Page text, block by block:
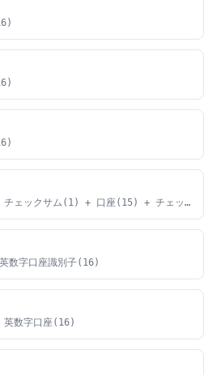
ェックサム(1) + 口座(15) + チェックサ
数字口座識別子(16)
数字口座(16)